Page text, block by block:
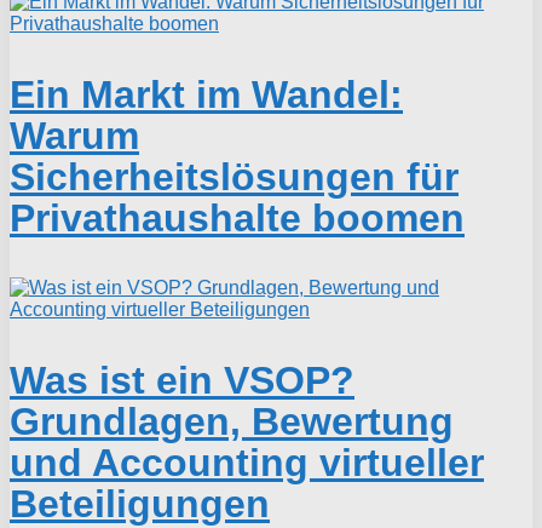
Ein Markt im Wandel:
Warum
Sicherheitslösungen für
Privathaushalte boomen
Was ist ein VSOP?
Grundlagen, Bewertung
und Accounting virtueller
Beteiligungen